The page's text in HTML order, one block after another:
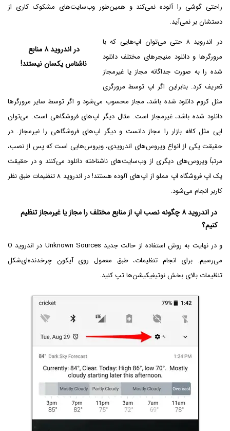
راحتی گوشی را آلوده نمی‌کند و همین‌طور وب‌سایت‌های مشکوک کاری از
دستشان بر نمی‌آید.
در اندروید ۸ منابع
ناشناس یکسان نیستند!
در اندروید ۸ حتی می‌توان اپ‌هایی که با
مرورگرها و دانلود منیجرهای مختلف دانلود
شده را به صورت جداگانه مجاز یا غیرمجاز
تعریف کرد. بنابراین اگر اپ توسط مرورگری
مثل کروم دانلود شده باشد، مجاز محسوب می‌شود و اگر توسط سایر مرورگرها
دانلود شده باشد، غیرمجاز است. مثال دیگر اپ‌های فروشگاهی است. می‌توان
اپی مثل کافه بازار را مجاز دانست و دیگر اپ‌های فروشگاهی را غیرمجاز. در
حقیقت یکی از انواع ویروس‌های اندرویدی، ویروس‌هایی است که پس از نصب،
مرتباً ویروس‌های دیگری از وب‌سایت‌های ناشناخته دانلود می‌کنند و در حقیقت
یک اپ فروشگاه اپ مملو از اپ‌های آلوده هستند! در اندروید ۸ تنظیمات طبق نظر
کاربر انجام می‌شود.
در اندروید ۸ چگونه نصب اپ از منابع مختلف را مجاز یا غیرمجاز تنظیم
کنیم؟
و در نهایت به روش استفاده از حالت جدید Unknown Sources در اندروید O
می‌رسیم. برای انجام تنظیمات، طبق معمول روی آیکون چرخدنده‌ای‌شکل
تنظیمات بالای بخش نوتیفیکیشن‌ها تپ کنید.